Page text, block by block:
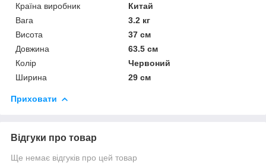
Країна виробник
Китай
Вага
3.2 кг
Висота
37 см
Довжина
63.5 см
Колір
Червоний
Ширина
29 см
Приховати
Відгуки про товар
Ще немає відгуків про цей товар